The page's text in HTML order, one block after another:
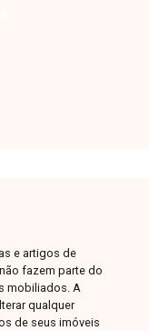
e artigos de
fazem parte do
mobiliados. A
qualquer
de seus imóveis